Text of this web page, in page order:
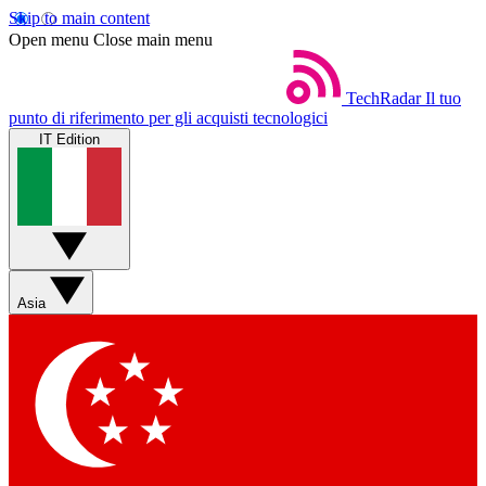
Skip to main content
Open menu Close main menu
TechRadar Il tuo
punto di riferimento per gli acquisti tecnologici
IT Edition
Asia